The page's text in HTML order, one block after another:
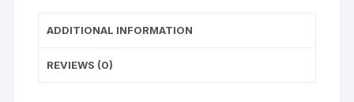
ADDITIONAL INFORMATION
REVIEWS (0)